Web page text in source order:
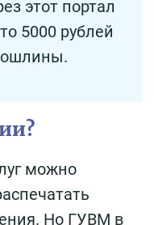
этот портал
5000 рублей
можно
Но ГУВМ в